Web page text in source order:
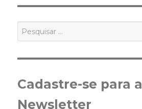
por:
Cadastre-se para a
Newsletter